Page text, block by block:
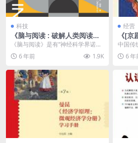
科技
《脑与阅读 : 破解人类阅读之
谜》
《脑与阅读》是有“神经科学界诺贝
尔奖”之称的大脑奖获得者、脑科学
领域的大神级专家...
6 年前 1.9K
经营
《[京
中国传
分妆的
丑两个
6 年